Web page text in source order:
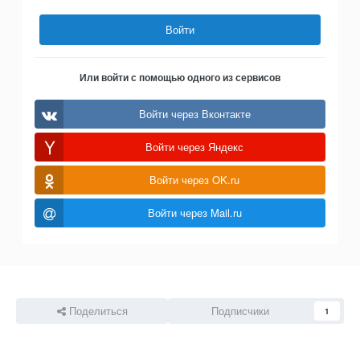
Войти
Или войти с помощью одного из сервисов
Войти через Вконтакте
Войти через Яндекс
Войти через OK.ru
Войти через Mail.ru
Поделиться Подписчики 1